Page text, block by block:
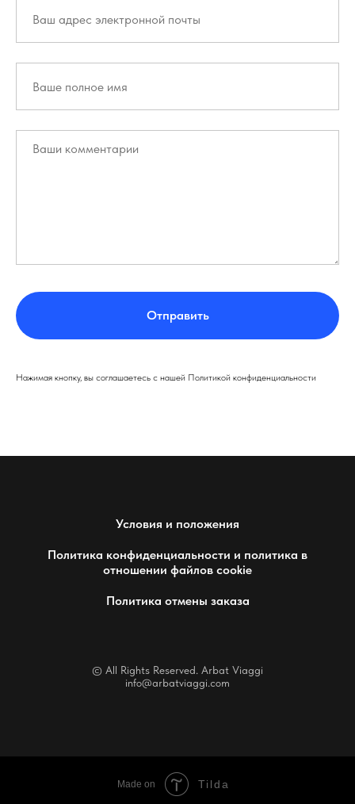
Отправить
Нажимая кнопку, вы соглашаетесь с нашей Политикой конфиденциальности
Условия и положения
Политика конфиденциальности и политика в
отношении файлов cookie
Политика отмены заказа
© All Rights Reserved. Arbat Viaggi
info@arbatviaggi.com
Made on Tilda